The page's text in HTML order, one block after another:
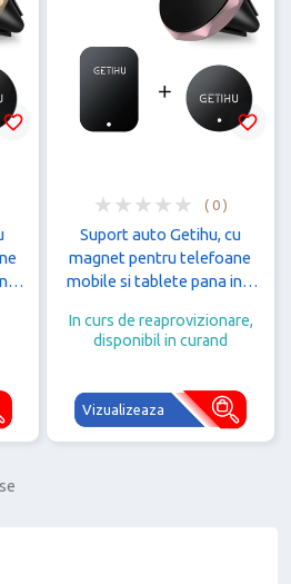
7
favorite_border
Suport auto Getihu, cu
magnet pentru telefoane
mobile si tablete pana in 7
In curs de reaprovizionare,
disponibil in curand
Vizualizeaza
( 0 )
favorite_border